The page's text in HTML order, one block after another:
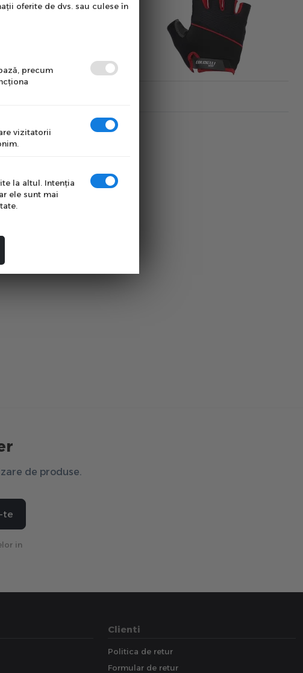
de produse.
te
in
Clienti
Politica de retur
Formular de retur
oferite de dvs. sau culese în
precum
vizitatorii
la altul. Intenţia
ele sunt mai